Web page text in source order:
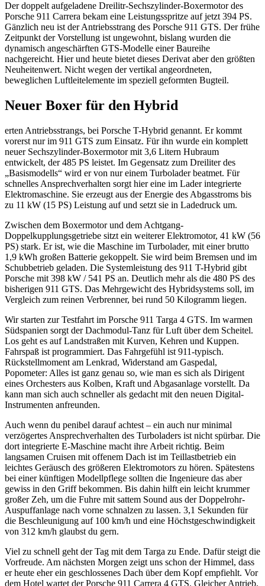
Der doppelt aufgeladene Dreilitr-Sechszylinder-Boxermotor des
Porsche 911 Carrera bekam eine Leistungsspritze auf jetzt 394 PS.
Gänzlich neu ist der Antriebsstrang des Porsche 911 GTS. Der frühe
Zeitpunkt der Vorstellung ist ungewohnt, bislang wurden die
dynamisch angeschärften GTS-Modelle einer Baureihe
nachgereicht. Hier und heute bietet dieses Derivat aber den größten
Neuheitenwert. Nicht wegen der vertikal angeordneten,
beweglichen Luftleitelemente im speziell geformten Bugteil.
Neuer Boxer für den Hybrid
erten Antriebsstrangs, bei Porsche T-Hybrid genannt. Er kommt
vorerst nur im 911 GTS zum Einsatz. Für ihn wurde ein komplett
neuer Sechszylinder-Boxermotor mit 3,6 Litern Hubraum
entwickelt, der 485 PS leistet. Im Gegensatz zum Dreiliter des
„Basismodells“ wird er von nur einem Turbolader beatmet. Für
schnelles Ansprechverhalten sorgt hier eine im Lader integrierte
Elektromaschine. Sie erzeugt aus der Energie des Abgasstroms bis
zu 11 kW (15 PS) Leistung auf und setzt sie in Ladedruck um.
Zwischen dem Boxermotor und dem Achtgang-
Doppelkupplungsgetriebe sitzt ein weiterer Elektromotor, 41 kW (56
PS) stark. Er ist, wie die Maschine im Turbolader, mit einer brutto
1,9 kWh großen Batterie gekoppelt. Sie wird beim Bremsen und im
Schubbetrieb geladen. Die Systemleistung des 911 T-Hybrid gibt
Porsche mit 398 kW / 541 PS an. Deutlich mehr als die 480 PS des
bisherigen 911 GTS. Das Mehrgewicht des Hybridsystems soll, im
Vergleich zum reinen Verbrenner, bei rund 50 Kilogramm liegen.
Wir starten zur Testfahrt im Porsche 911 Targa 4 GTS. Im warmen
Südspanien sorgt der Dachmodul-Tanz für Luft über dem Scheitel.
Los geht es auf Landstraßen mit Kurven, Kehren und Kuppen.
Fahrspaß ist programmiert. Das Fahrgefühl ist 911-typisch.
Rückstellmoment am Lenkrad, Widerstand am Gaspedal,
Popometer: Alles ist ganz genau so, wie man es sich als Dirigent
eines Orchesters aus Kolben, Kraft und Abgasanlage vorstellt. Da
kann man sich auch schneller als gedacht mit den neuen Digital-
Instrumenten anfreunden.
Auch wenn du penibel darauf achtest – ein auch nur minimal
verzögertes Ansprechverhalten des Turboladers ist nicht spürbar. Die
dort integrierte E-Maschine macht ihre Arbeit richtig. Beim
langsamen Cruisen mit offenem Dach ist im Teillastbetrieb ein
leichtes Geräusch des größeren Elektromotors zu hören. Spätestens
bei einer künftigen Modellpflege sollten die Ingenieure das aber
gewiss in den Griff bekommen. Bis dahin hilft ein leicht krummer
großer Zeh, um die Fuhre mit sattem Sound aus der Doppelrohr-
Auspuffanlage nach vorne schnalzen zu lassen. 3,1 Sekunden für
die Beschleunigung auf 100 km/h und eine Höchstgeschwindigkeit
von 312 km/h glaubst du gern.
Viel zu schnell geht der Tag mit dem Targa zu Ende. Dafür steigt die
Vorfreude. Am nächsten Morgen zeigt uns schon der Himmel, dass
er heute eher ein geschlossenes Dach über dem Kopf empfiehlt. Vor
dem Hotel wartet der Porsche 911 Carrera 4 GTS. Gleicher Antrieb,